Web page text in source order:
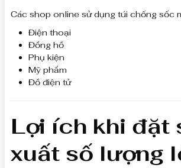
Các shop online sử dụng túi chống sốc
Điện thoại
Đồng hồ
Phụ kiện
Mỹ phẩm
Đồ điện tử
Lợi ích khi đặt
xuất số lượng